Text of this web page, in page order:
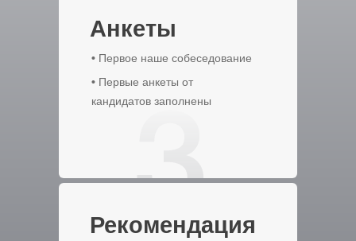
Анкеты
• Первое наше собеседование
• Первые анкеты от
кандидатов заполнены
Рекомендация